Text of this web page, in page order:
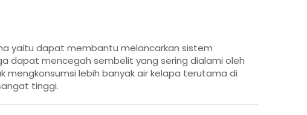
yaitu dapat membantu melancarkan sistem
dapat mencegah sembelit yang sering dialami oleh
mengkonsumsi lebih banyak air kelapa terutama di
tinggi.